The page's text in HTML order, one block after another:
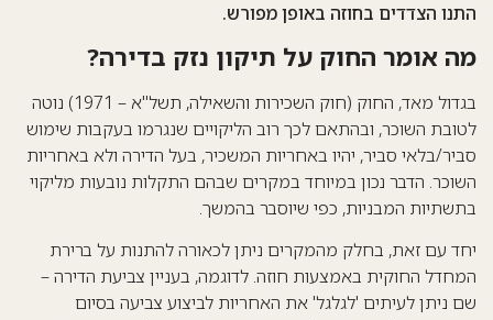
התנו הצדדים בחוזה באופן מפורש.
מה אומר החוק על תיקון נזק בדירה?
בגדול מאד, החוק (חוק השכירות והשאילה, תשל"א – 1971
) נוטה
לטובת השוכר, ובהתאם לכך רוב הליקויים שנגרמו בעקבות שימוש
סביר/בלאי סביר, יהיו באחריות המשכיר, בעל הדירה ולא באחריות
השוכר. הדבר נכון במיוחד במקרים שבהם התקלות נובעות מליקוי
בתשתיות המבניות, כפי שיוסבר בהמשך.
יחד עם זאת, בחלק מהמקרים ניתן לכאורה להתנות על ברירת
המחדל החוקית באמצעות חוזה. לדוגמה, בעניין צביעת הדירה –
שם ניתן לעיתים 'לגלגל' את האחריות לביצוע צביעה בסיום